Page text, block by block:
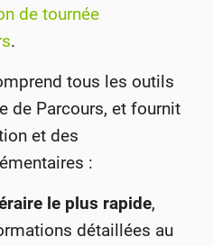
de tournée
.
tous les outils
de Parcours, et fournit
et des
:
le plus rapide,
détaillées au